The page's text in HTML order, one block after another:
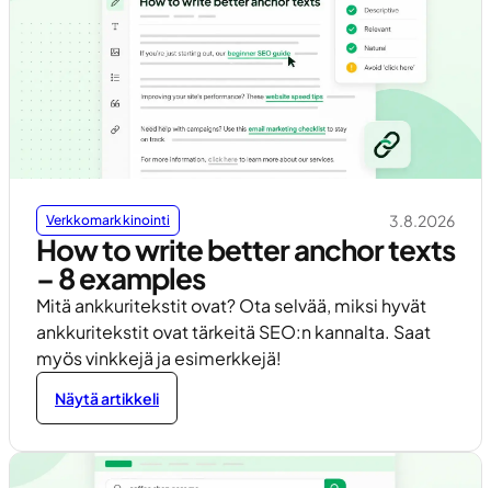
Verkkomarkkinointi 3.8.2026
How to write better anchor texts
– 8 examples
Mitä ankkuritekstit ovat? Ota selvää, miksi hyvät
ankkuritekstit ovat tärkeitä SEO:n kannalta. Saat
myös vinkkejä ja esimerkkejä!
Näytä artikkeli